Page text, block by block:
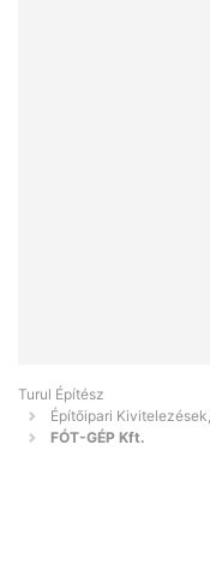
Turul Építész
Építőipari
FÓT-GÉP Kft.